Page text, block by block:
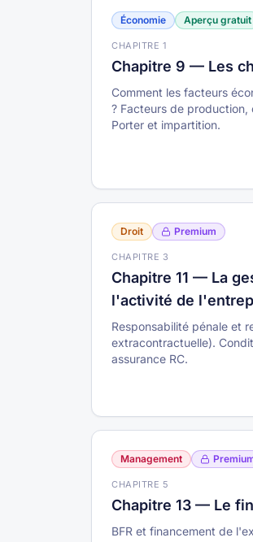
Économie Aperçu gratuit
CHAPITRE 1
Chapitre 9 — Les
Comment les facteurs
? Facteurs de
Porter et impartition.
Droit Premium
CHAPITRE 3
Chapitre 11 — La
l'activité de
Responsabilité pénale et
extracontractuelle).
assurance RC.
Management
CHAPITRE 5
Chapitre 13 — Le
BFR et financement de